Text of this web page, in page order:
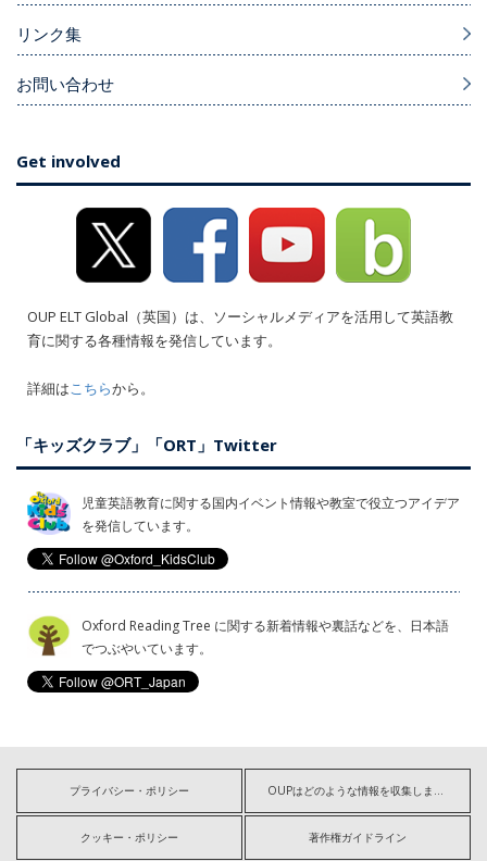
リンク集
お問い合わせ
Get involved
OUP ELT Global（英国）は、ソーシャルメディアを活用して英語教
育に関する各種情報を発信しています。
詳細はこちらから。
「キッズクラブ」「ORT」Twitter
児童英語教育に関する国内イベント情報や教室で役立つアイデア
を発信しています。
Oxford Reading Tree に関する新着情報や裏話などを、日本語
でつぶやいています。
プライバシー・ポリシー OUPはどのような情報を収集しますか?
クッキー・ポリシー 著作権ガイドライン